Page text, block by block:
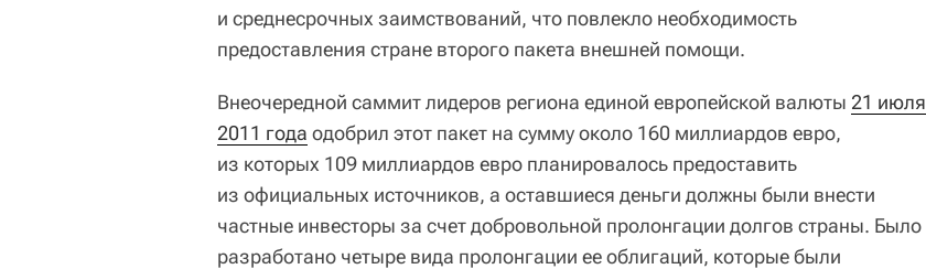
и среднесрочных заимствований, что повлекло необходимость
предоставления стране второго пакета внешней помощи.
Внеочередной саммит лидеров региона единой европейской валюты 21 июля
2011 года одобрил этот пакет на сумму около 160 миллиардов евро,
из которых 109 миллиардов евро планировалось предоставить
из официальных источников, а оставшиеся деньги должны были внести
частные инвесторы за счет добровольной пролонгации долгов страны. Было
разработано четыре вида пролонгации ее облигаций, которые были